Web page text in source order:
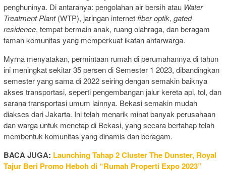
penghuninya. Di antaranya: pengolahan air bersih atau Water
Treatment Plant(WTP), jaringan internet fiber optik, gated
residence, tempat bermain anak, ruang olahraga, dan beragam
taman komunitas yang memperkuat ikatan antarwarga.
Myrna menyatakan, permintaan rumah di perumahannya di tahun
ini meningkat sekitar 35 persen di Semester 1 2023, dibandingkan
semester yang sama di 2022 seiring dengan semakin baiknya
akses transportasi, seperti pengembangan jalur kereta api, tol, dan
sarana transportasi umum lainnya. Bekasi semakin mudah
diakses dari Jakarta. Ini telah menarik minat banyak perusahaan
dan warga untuk menetap di Bekasi, yang secara bertahap telah
membentuk komunitas yang dinamis dan beragam.
BACA JUGA: Launching Tahap 2 Cluster The Dunster, Royal
Tajur Beri Promo Heboh di “Rumah Properti Expo 2023”